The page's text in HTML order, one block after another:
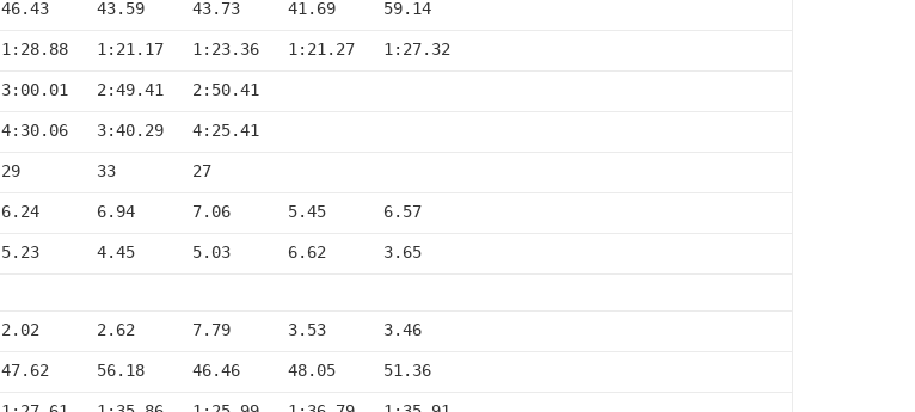
46.43     43.59     43.73     41.69     59.14
1:28.88   1:21.17   1:23.36   1:21.27   1:27.32
3:00.01   2:49.41   2:50.41
4:30.06   3:40.29   4:25.41
29        33        27
6.24      6.94      7.06      5.45      6.57
5.23      4.45      5.03      6.62      3.65
2.02      2.62      7.79      3.53      3.46
47.62     56.18     46.46     48.05     51.36